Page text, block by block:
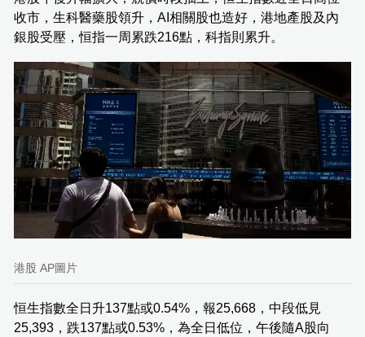
收市，生科醫藥股領升，AI相關股也造好，港地產股及內
銀股受壓，恒指一周累跌216點，科指則累升。
港股 AP圖片
恒生指數全日升137點或0.54%，報25,668，中段低見
25,393，跌137點或0.53%，為全日低位，午後隨A股向